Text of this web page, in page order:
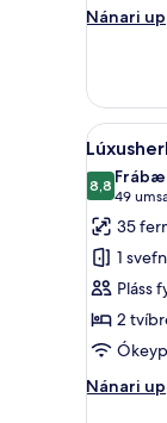
Nánari
Nánari
herbergi
með
tvíbreiðu
rúmi
Skoða
allar
myndir
fyrir
8
8,88,8 af 10
49
(49
35
1
Pláss
2
Nánari
Nánari